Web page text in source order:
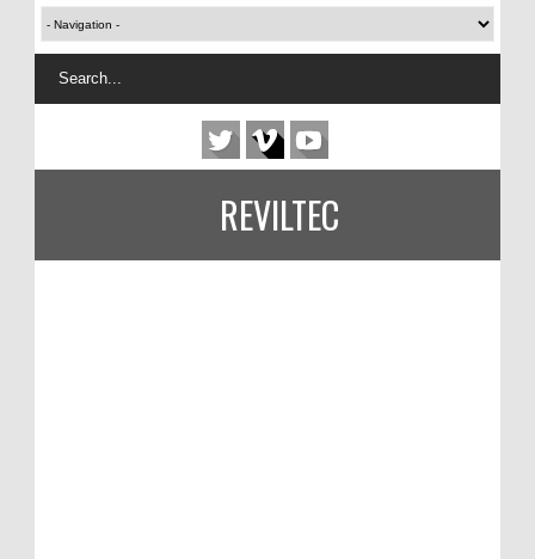
REVILTEC